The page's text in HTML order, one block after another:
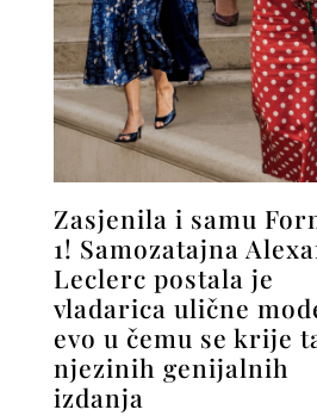
Zasjenila i samu
1! Samozatajna
Leclerc postala je
vladarica ulične
evo u čemu se krije
njezinih genijalnih
izdanja